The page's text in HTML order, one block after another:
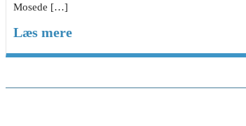
Mosede […]
Læs mere